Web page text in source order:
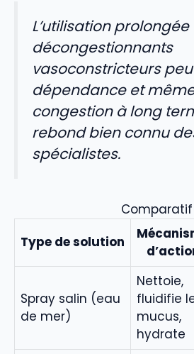
L’utilisation
décongestionnants
vasoconstricteurs
dépendance et
congestion à long
rebond bien connu
spécialistes.
Type de solution
Spray salin (eau
de mer)
Nettoie,
fluidifie
mucus,
hydrate